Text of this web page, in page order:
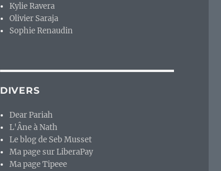
Kylie Ravera
Olivier Saraja
Sophie Renaudin
DIVERS
Dear Pariah
L'Âne à Nath
Le blog de Seb Musset
Ma page sur LiberaPay
Ma page Tipeee